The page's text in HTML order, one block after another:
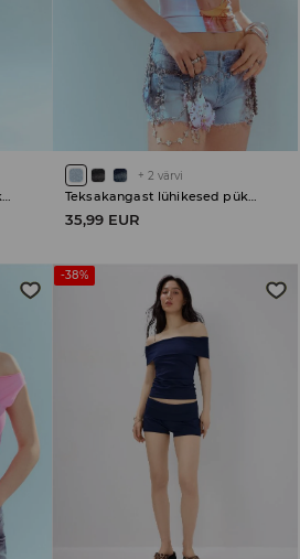
Teksakangast lühikesed püksid
+ 2 värvi
Teksakangast lühikesed püksid
35,99 EUR
-38%